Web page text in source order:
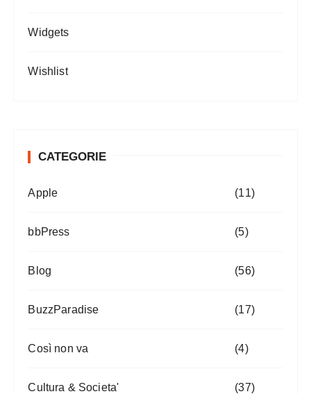
Widgets
Wishlist
CATEGORIE
Apple (11)
bbPress (5)
Blog (56)
BuzzParadise (17)
Così non va (4)
Cultura & Societa' (37)